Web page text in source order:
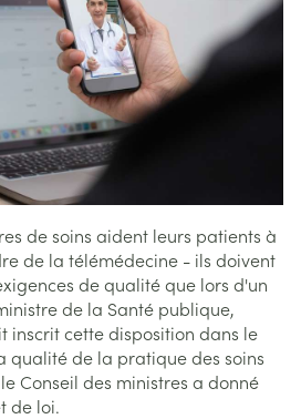
de soins aident leurs patients à
de la télémédecine - ils doivent
de qualité que lors d'un
de la Santé publique,
inscrit cette disposition dans le
qualité de la pratique des soins
Conseil des ministres a donné
de loi.